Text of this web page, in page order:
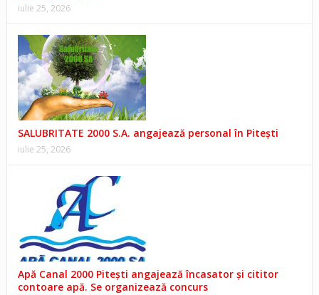
iulie 25, 2026
SALUBRITATE 2000 S.A. angajează personal în Pitești
iulie 25, 2026
Apă Canal 2000 Pitești angajează încasator și cititor
contoare apă. Se organizează concurs